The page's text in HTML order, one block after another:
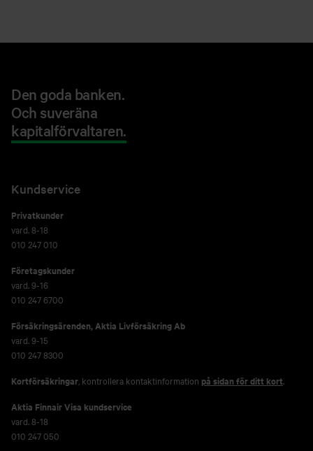
Den goda banken.
Och suveräna
kapitalförvaltaren.
Kundservice
Privatkunder
vard. 8-18
010 247 010
Företagskunder
vard. 9-16
010 247 6700
Försäkringsärenden,Aktia Livförsäkring Ab
vard. 9-15
010 247 8300
Kortförsäkringar , kontrollera kontaktinformation på sidan för ditt kort.
Aktia Finnair Visa kundservice
vard. 8-18
010 247 050